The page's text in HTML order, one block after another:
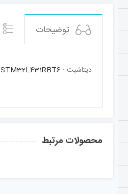
توضیحات
دیتاشیت : STM32L431RBT6
محصولات مرتبط